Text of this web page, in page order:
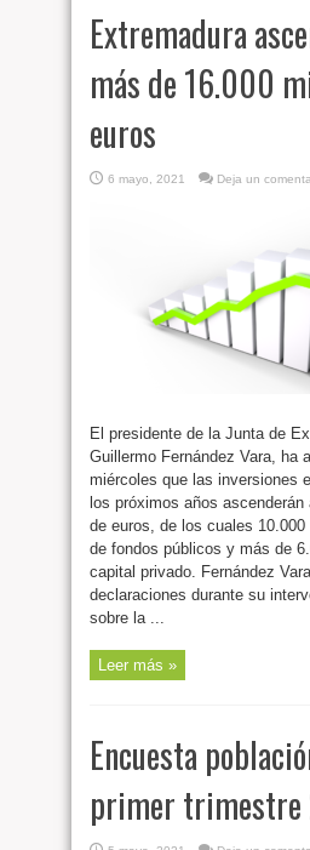
Extremadura
más de 16.000
euros
6 mayo, 2021 Deja un
El presidente de la Junta de
Guillermo Fernández Vara, ha
miércoles que las inversiones
los próximos años
de euros, de los cuales
de fondos públicos y más de
capital privado. Fernández
declaraciones durante su
sobre la ...
Leer más »
Encuesta
primer trimestre